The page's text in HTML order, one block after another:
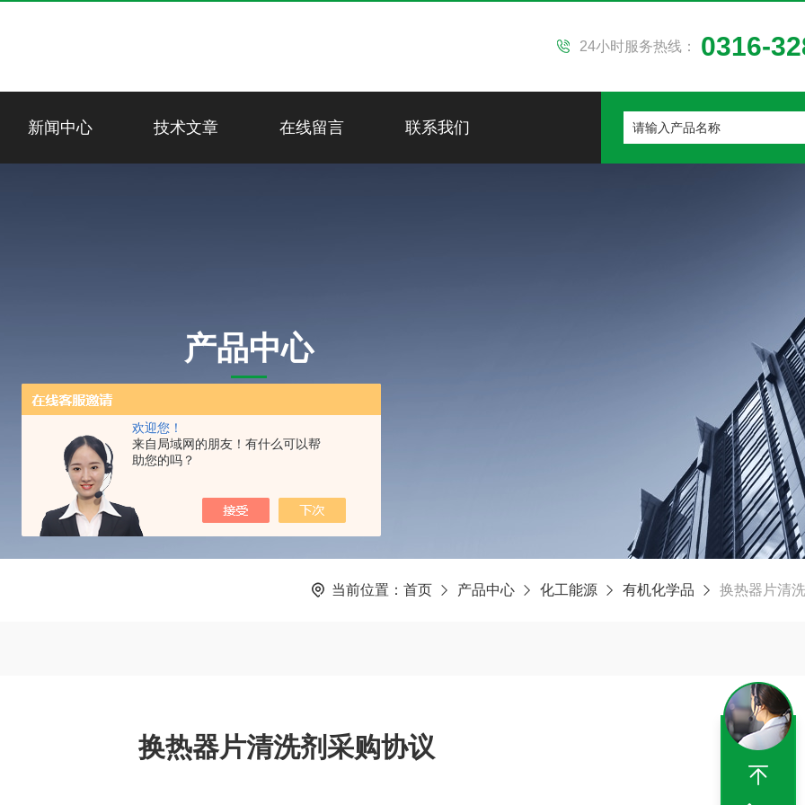
欢迎您！
来自局域网的朋友！有什么可以帮
助您的吗？
24小时服务热线： 0316-
新闻中心 技术文章 在线留言 联系我们
产品中心
当前位置： 首页 产品中心 化工能源 有机化学品 换热器片清
换热器片清洗剂采购协议